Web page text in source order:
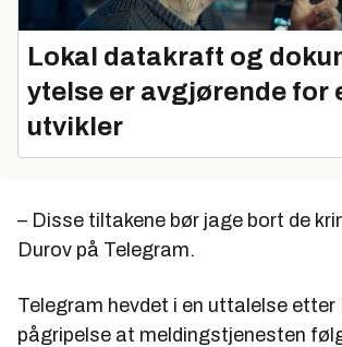
Lokal datakraft og
ytelse er avgjørende for
utvikler
– Disse tiltakene bør jage bort de
Durov på Telegram.
Telegram hevdet i en uttalelse etter
pågripelse at meldingstjenesten